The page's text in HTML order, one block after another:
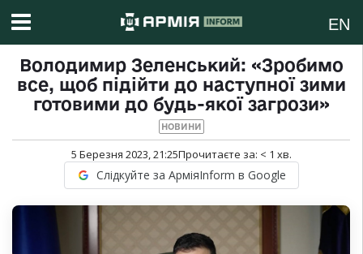
EN
Володимир Зеленський: «Зробимо
все, щоб підійти до наступної зими
готовими до будь-якої загрози»
НОВИНИ
5 Березня 2023, 21:25Прочитаєте за: < 1 хв.
Слідкуйте за АрміяInform в Google